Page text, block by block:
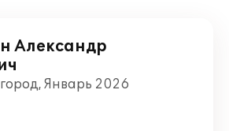
Александр
Январь 2026